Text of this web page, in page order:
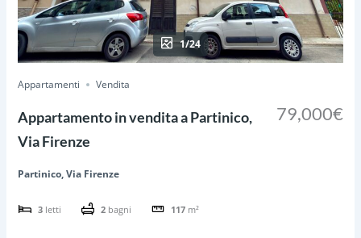
1/24
Appartamenti Vendita
Appartamento in vendita a Partinico,
Via Firenze
Partinico, Via Firenze
3 letti 2 bagni 117 m²
79,000€